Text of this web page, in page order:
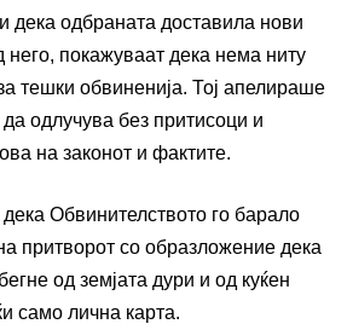
дека одбраната доставила нови
него, покажуваат дека нема ниту
тешки обвиненија. Тој апелираше
одлучува без притисоци и
на законот и фактите.
Обвинителството го барало
притворот со образложение дека
од земјата дури и од куќен
само лична карта.